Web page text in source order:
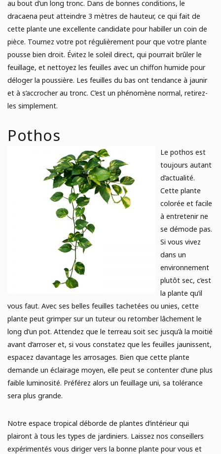
au bout d’un long tronc. Dans de bonnes conditions, le
dracaena peut atteindre 3 mètres de hauteur, ce qui fait de
cette plante une excellente candidate pour habiller un coin de
pièce. Tournez votre pot régulièrement pour que votre plante
pousse bien droit. Évitez le soleil direct, qui pourrait brûler le
feuillage, et nettoyez les feuilles avec un chiffon humide pour
déloger la poussière. Les feuilles du bas ont tendance à jaunir
et à s’accrocher au tronc. C’est un phénomène normal, retirez-
les simplement.
Pothos
Le pothos est
toujours autant
d’actualité.
Cette plante
colorée et facile
à entretenir ne
se démode pas.
Si vous vivez
dans un
environnement
plutôt sec, c’est
la plante qu’il
vous faut. Avec ses belles feuilles tachetées ou unies, cette
plante peut grimper sur un tuteur ou retomber lâchement le
long d’un pot. Attendez que le terreau soit sec jusqu’à la moitié
avant d’arroser et, si vous constatez que les feuilles jaunissent,
espacez davantage les arrosages. Bien que cette plante
demande un éclairage moyen, elle peut se contenter d’une plus
faible luminosité. Préférez alors un feuillage uni, sa tolérance
sera plus grande.
Notre espace tropical déborde de plantes d’intérieur qui
plairont à tous les types de jardiniers. Laissez nos conseillers
expérimentés vous diriger vers la bonne plante pour vous et